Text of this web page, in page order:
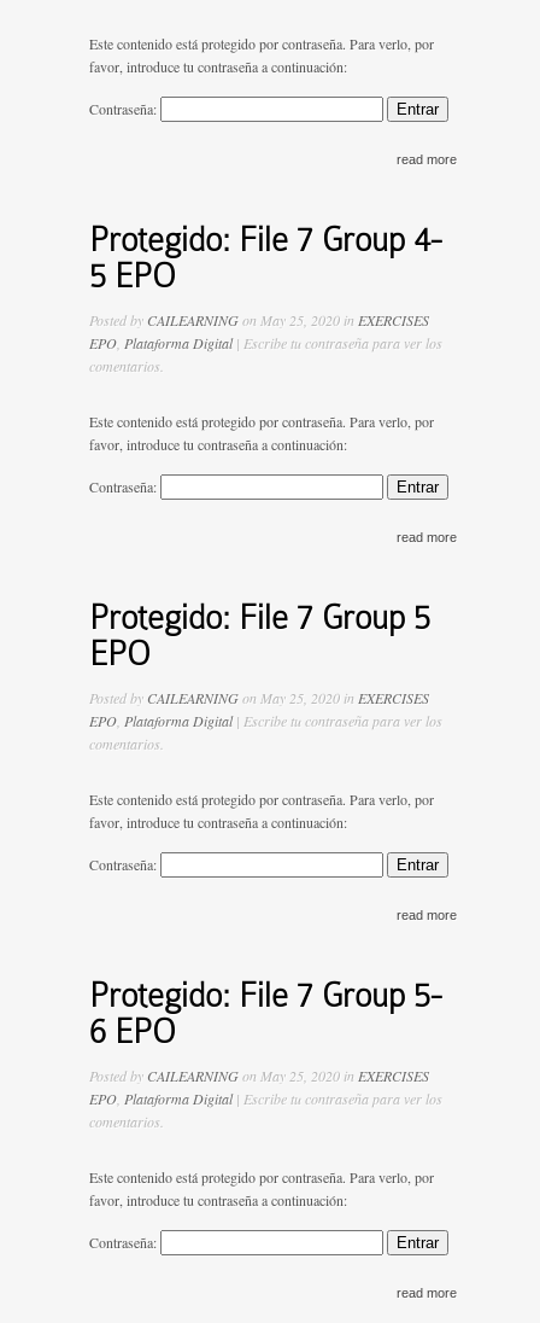
Este contenido está protegido por contraseña. Para verlo, por
favor, introduce tu contraseña a continuación:
Contraseña:
read more
Protegido: File 7 Group 4-
5 EPO
Posted by CAILEARNINGon May 25, 2020 in EXERCISES
EPO Plataforma Digital| Escribe tu contraseña para ver los
comentarios.
Este contenido está protegido por contraseña. Para verlo, por
favor, introduce tu contraseña a continuación:
Contraseña:
read more
Protegido: File 7 Group 5
EPO
Posted by CAILEARNINGon May 25, 2020 in EXERCISES
EPO Plataforma Digital| Escribe tu contraseña para ver los
comentarios.
Este contenido está protegido por contraseña. Para verlo, por
favor, introduce tu contraseña a continuación:
Contraseña:
read more
Protegido: File 7 Group 5-
6 EPO
Posted by CAILEARNINGon May 25, 2020 in EXERCISES
EPO Plataforma Digital| Escribe tu contraseña para ver los
comentarios.
Este contenido está protegido por contraseña. Para verlo, por
favor, introduce tu contraseña a continuación:
Contraseña:
read more